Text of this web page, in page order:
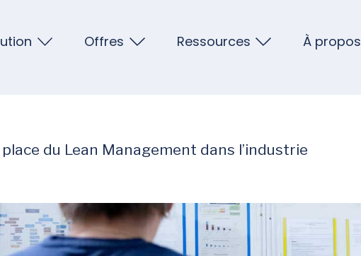
Offres Ressources À propos
du Lean Management dans l’industrie